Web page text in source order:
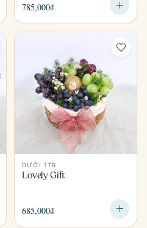
785,000₫
DƯỚI 1TR
Lovely Gift
685,000₫